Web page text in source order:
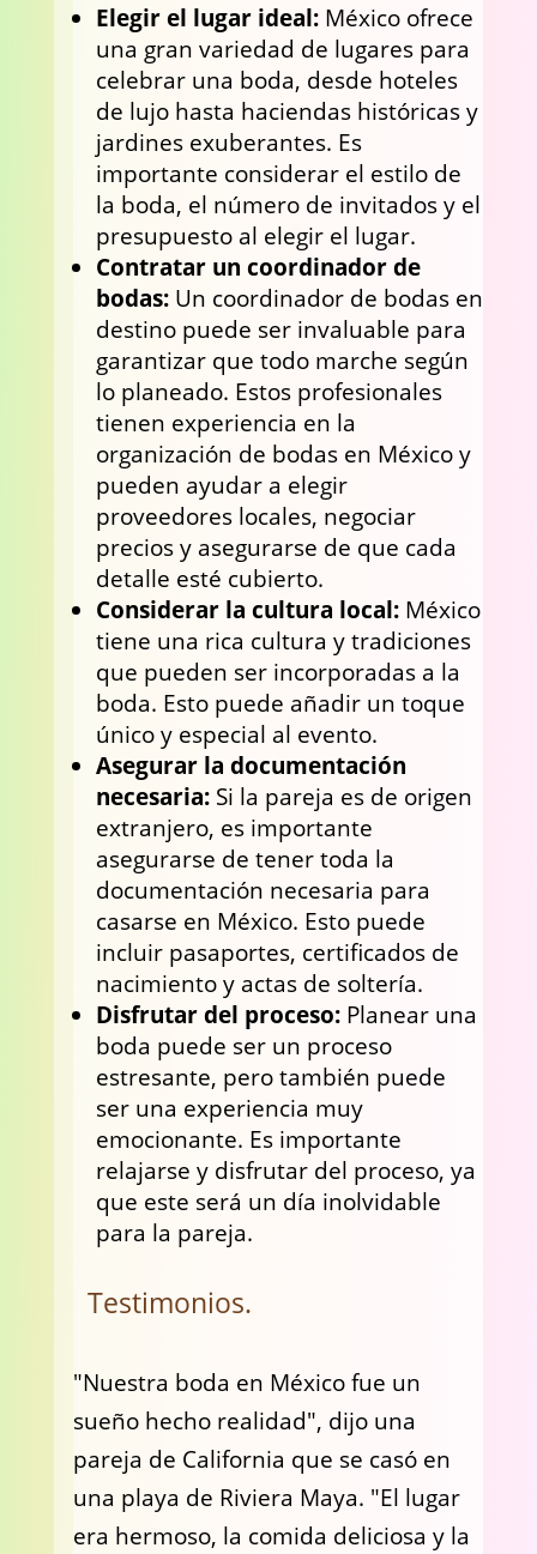
Elegir el lugar ideal:México ofrece
una gran variedad de lugares para
celebrar una boda, desde hoteles
de lujo hasta haciendas históricas y
jardines exuberantes. Es
importante considerar el estilo de
la boda, el número de invitados y el
presupuesto al elegir el lugar.
Contratar un coordinador de
bodas:Un coordinador de bodas en
destino puede ser invaluable para
garantizar que todo marche según
lo planeado. Estos profesionales
tienen experiencia en la
organización de bodas en México y
pueden ayudar a elegir
proveedores locales, negociar
precios y asegurarse de que cada
detalle esté cubierto.
Considerar la cultura local:México
tiene una rica cultura y tradiciones
que pueden ser incorporadas a la
boda. Esto puede añadir un toque
único y especial al evento.
Asegurar la documentación
necesaria:Si la pareja es de origen
extranjero, es importante
asegurarse de tener toda la
documentación necesaria para
casarse en México. Esto puede
incluir pasaportes, certificados de
nacimiento y actas de soltería.
Disfrutar del proceso:Planear una
boda puede ser un proceso
estresante, pero también puede
ser una experiencia muy
emocionante. Es importante
relajarse y disfrutar del proceso, ya
que este será un día inolvidable
para la pareja.
Testimonios.
"Nuestra boda en México fue un
sueño hecho realidad", dijo una
pareja de California que se casó en
una playa de Riviera Maya. "El lugar
era hermoso, la comida deliciosa y la